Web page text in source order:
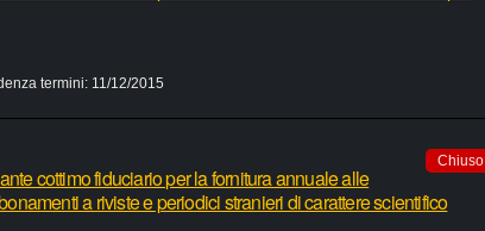
termini: 11/12/2015
Chiuso
cottimo fiduciario per la fornitura annuale alle
a riviste e periodici stranieri di carattere scientifico